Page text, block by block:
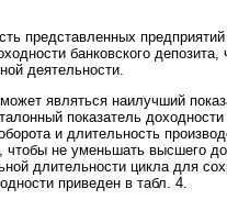
представленных
банковского
деятельности.
являться наилучший
показатель
и длительность
не уменьшать высшего
длительности цикла для
приведен в табл. 4.